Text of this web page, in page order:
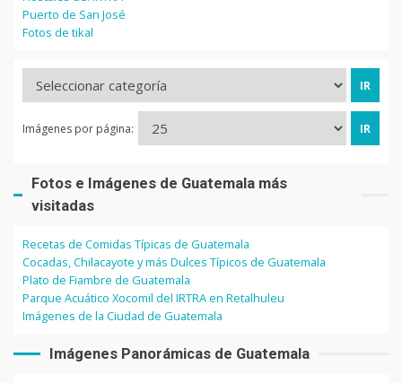
Puerto de San José
Fotos de tikal
Imágenes por página:
Fotos e Imágenes de Guatemala más
visitadas
Recetas de Comidas Típicas de Guatemala
Cocadas, Chilacayote y más Dulces Típicos de Guatemala
Plato de Fiambre de Guatemala
Parque Acuático Xocomil del IRTRA en Retalhuleu
Imágenes de la Ciudad de Guatemala
Imágenes Panorámicas de Guatemala